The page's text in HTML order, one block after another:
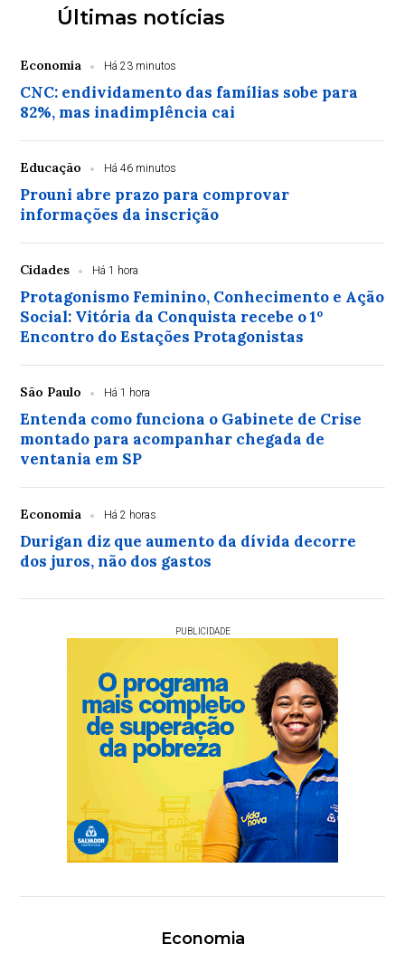
Últimas notícias
Economia Há 23 minutos
CNC: endividamento das famílias sobe para
82%, mas inadimplência cai
Educação Há 46 minutos
Prouni abre prazo para comprovar
informações da inscrição
Cidades Há 1 hora
Protagonismo Feminino, Conhecimento e Ação
Social: Vitória da Conquista recebe o 1º
Encontro do Estações Protagonistas
São Paulo Há 1 hora
Entenda como funciona o Gabinete de Crise
montado para acompanhar chegada de
ventania em SP
Economia Há 2 horas
Durigan diz que aumento da dívida decorre
dos juros, não dos gastos
PUBLICIDADE
Economia